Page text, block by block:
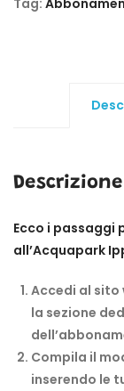
Descrizione
Ecco i passaggi
all’Acquapark
Accedi al sito
la sezione
Compila il
inserendo le